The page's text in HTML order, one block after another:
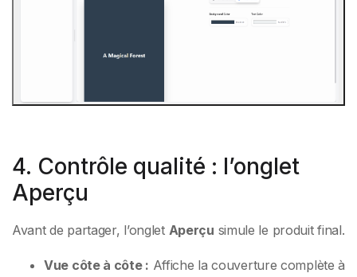
4. Contrôle qualité : l’onglet
Aperçu
Avant de partager, l’onglet Aperçu simule le produit final.
Vue côte à côte : Affiche la couverture complète à